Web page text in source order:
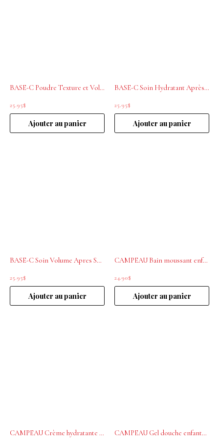
BASE-C Poudre Texture et Volume 18g
25.95$
Ajouter au panier
BASE-C Soin Hydratant Après-shampoing 300ML
25.95$
Ajouter au panier
BASE-C Soin Volume Apres Shampoing 300ML
25.95$
Ajouter au panier
CAMPEAU Bain moussant enfants 500ml
24.90$
Ajouter au panier
CAMPEAU Crème hydratante bébé 250ml CAMPEAU Gel douche enfants 500ml